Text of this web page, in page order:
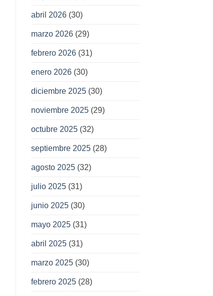
abril 2026(30)
marzo 2026(29)
febrero 2026(31)
enero 2026(30)
diciembre 2025(30)
noviembre 2025(29)
octubre 2025(32)
septiembre 2025(28)
agosto 2025(32)
julio 2025(31)
junio 2025(30)
mayo 2025(31)
abril 2025(31)
marzo 2025(30)
febrero 2025(28)